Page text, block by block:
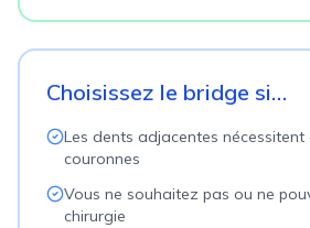
Choisissez le bridge si…
Les dents adjacentes nécessitent
couronnes
Vous ne souhaitez pas ou ne
chirurgie